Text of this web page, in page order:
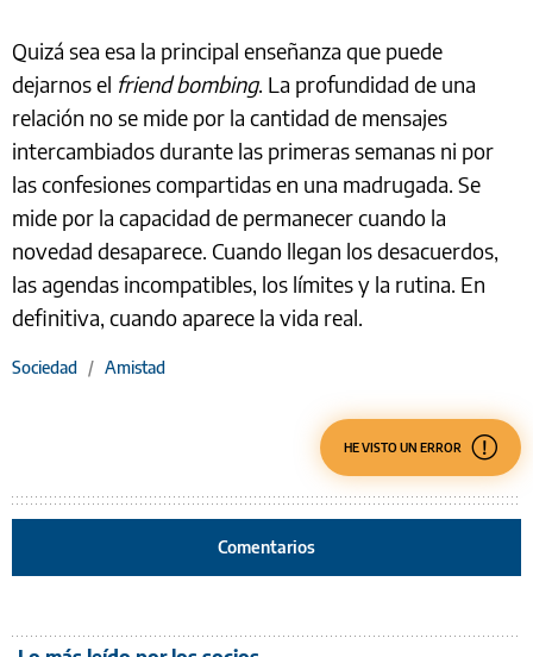
Quizá sea esa la principal enseñanza que puede
dejarnos el friend bombing. La profundidad de una
relación no se mide por la cantidad de mensajes
intercambiados durante las primeras semanas ni por
las confesiones compartidas en una madrugada. Se
mide por la capacidad de permanecer cuando la
novedad desaparece. Cuando llegan los desacuerdos,
las agendas incompatibles, los límites y la rutina. En
definitiva, cuando aparece la vida real.
Sociedad / Amistad
HE VISTO UN ERROR
Comentarios